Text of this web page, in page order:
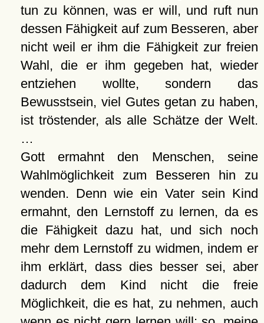
tun zu können, was er will, und ruft nun
dessen Fähigkeit auf zum Besseren, aber
nicht weil er ihm die Fähigkeit zur freien
Wahl, die er ihm gegeben hat, wieder
entziehen wollte, sondern das
Bewusstsein, viel Gutes getan zu haben,
ist tröstender, als alle Schätze der Welt.
…
Gott ermahnt den Menschen, seine
Wahlmöglichkeit zum Besseren hin zu
wenden. Denn wie ein Vater sein Kind
ermahnt, den Lernstoff zu lernen, da es
die Fähigkeit dazu hat, und sich noch
mehr dem Lernstoff zu widmen, indem er
ihm erklärt, dass dies besser sei, aber
dadurch dem Kind nicht die freie
Möglichkeit, die es hat, zu nehmen, auch